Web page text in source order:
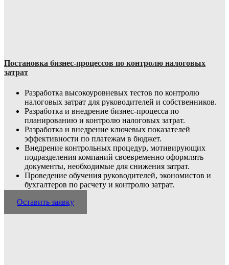
Постановка бизнес-процессов по контролю налоговых
затрат
Разработка высокоуровневых тестов по контролю
налоговых затрат для руководителей и собственников.
Разработка и внедрение бизнес-процесса по
планированию и контролю налоговых затрат.
Разработка и внедрение ключевых показателей
эффективности по платежам в бюджет.
Внедрение контрольных процедур, мотивирующих
подразделения компаний своевременно оформлять
документы, необходимые для снижения затрат.
Проведение обучения руководителей, экономистов и
бухгалтеров по расчету и контролю затрат.
Оставить заявку